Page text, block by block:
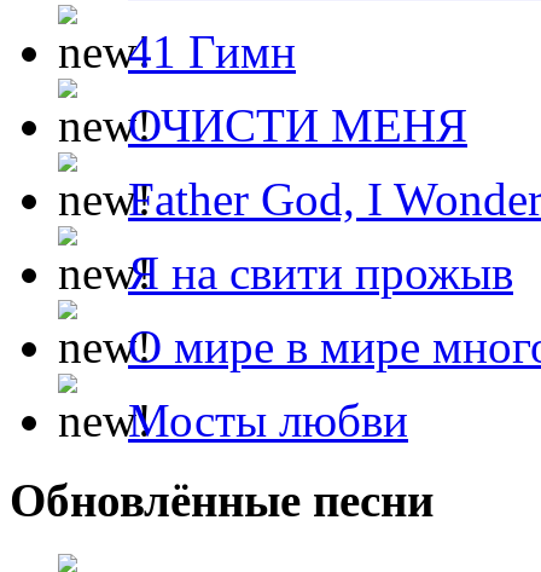
41 Гимн
ОЧИСТИ МЕНЯ
Father God, I
Я на свити прожыв
О мире в мире
Мосты любви
Обновлённые песни